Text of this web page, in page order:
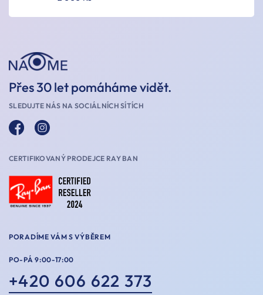
Přes 30 let pomáháme vidět.
SLEDUJTE NÁS NA SOCIÁLNÍCH SÍTÍCH
CERTIFIKOVANÝ PRODEJCE RAY BAN
PORADÍME VÁM S VÝBĚREM
PO-PÁ 9:00-17:00
+420 606 622 373